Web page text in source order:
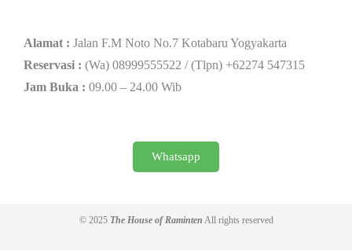
Alamat : Jalan F.M Noto No.7 Kotabaru Yogyakarta
Reservasi : (Wa) 08999555522 / (Tlpn) +62274 547315
Jam Buka : 09.00 – 24.00 Wib
Whatsapp
© 2025 The House of Raminten All rights reserved